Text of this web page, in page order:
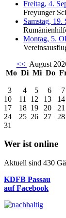
Freitag, 4.
Freyunger
Samstag, 19.
Montag, 5.
<< August
Mo Di Mi Do
3
4 5 6 7
10
11 12 13 14
17
18 19 20 21
24
25 26 27 28
31
Wer ist online
Aktuell sind 430
KDFB Passau
auf Facebook